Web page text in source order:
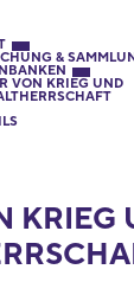
&
VON KRIEG UND
KRIEG